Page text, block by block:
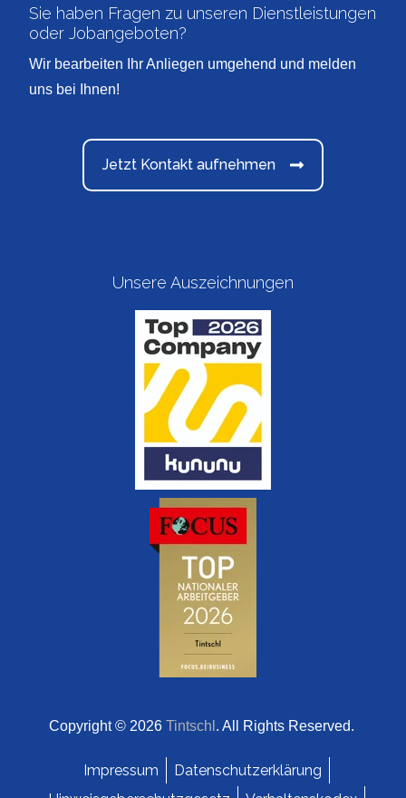
Sie haben Fragen zu unseren Dienstleistungen
oder Jobangeboten?
Wir bearbeiten Ihr Anliegen umgehend und melden
uns bei Ihnen!
Jetzt Kontakt aufnehmen
Unsere Auszeichnungen
Copyright © 2026 Tintschl . All Rights Reserved.
Impressum
Datenschutzerklärung